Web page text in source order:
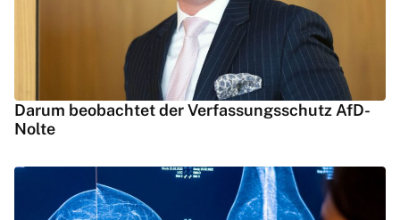
Darum beobachtet der Verfassungsschutz AfD-
Nolte